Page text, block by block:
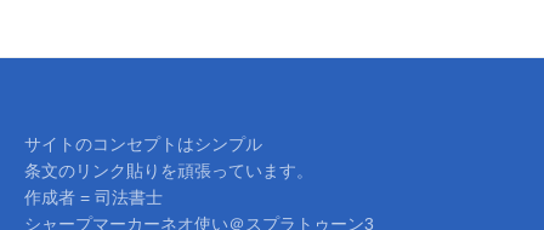
サイトのコンセプトはシンプル
条文のリンク貼りを頑張っています。
作成者 = 司法書士
シャープマーカーネオ使い＠スプラトゥーン3